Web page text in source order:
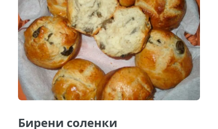
Бирени соленки